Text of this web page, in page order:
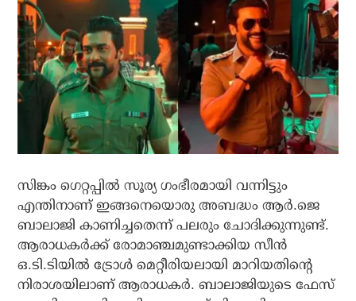
സിങ്കം ഗെറ്റപ്പില്‍ സൂര്യ ഗംഭീരമായി വന്നിട്ടും
എന്തിനാണ് ഇങ്ങനെയൊരു അബദ്ധം ആര്‍.ജെ
ബാലാജി കാണിച്ചതെന്ന് പലരും ചോദിക്കുന്നുണ്ട്.
ആരാധകര്‍ക്ക് രോമാഞ്ചമുണ്ടാക്കിയ സീന്‍
ഒ.ടി.ടിയില്‍ ട്രോള്‍ മെറ്റീരിയലായി മാറിയതിന്റെ
നിരാശയിലാണ് ആരാധകര്‍. ബാലാജിയുടെ ഫേസ്